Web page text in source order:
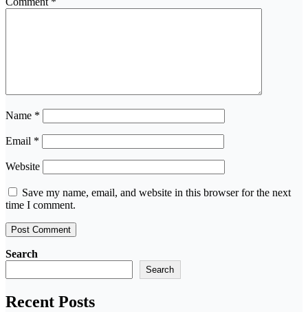
Name *
Email *
Website
Save my name, email, and website in this browser for the next
time I comment.
Search
Search
Recent Posts